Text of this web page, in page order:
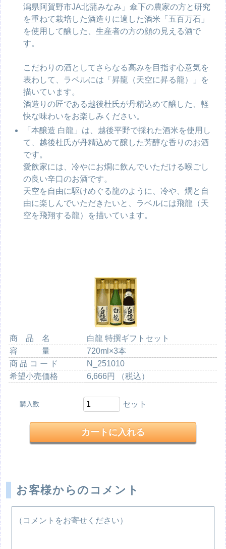
潟県阿賀野市JA北蒲みなみ」傘下の農家の方と研究
を重ねて栽培した酒造りに適した酒米「五百万石」
を使用して醸した、生産者の方の顔の見える酒で
す。
こだわりの酒としてさらなる高みを目指す心意気を
表わして、ラベルには「昇龍（天空に昇る龍）」を
描いています。
酒造りの匠である越後杜氏が丹精込めて醸した、軽
快な味わいをお楽しみください。
「本醸造 白龍」は、越後平野で採れた酒米を使用し
て、越後杜氏が丹精込めて醸した芳醇な香りのお酒
です。
愛飲家には、冷やにお燗に飲んでいただける喉ごし
の良い辛口のお酒です。
天空を自由に駆けめぐる龍のように、冷や、燗と自
由に楽しんでいただきたいと、ラベルには飛龍（天
空を飛翔する龍）を描いています。
商 品 名
白龍 特撰ギフトセット
容 量
720ml×3本
商 品 コ ー ド
N_251010
希望小売価格
6,666円 （税込）
購入数 セット
お客様からのコメント
（コメントをお寄せください）